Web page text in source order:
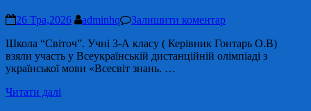
26 Тра,2026 adminhq
Залишити коментар
Школа “Світоч”. Учні 3-А класу ( Керівник Гонтарь О.В)
взяли участь у Всеукраїнській дистанційній олімпіаді з
української мови «Всесвіт знань. …
Читати далі